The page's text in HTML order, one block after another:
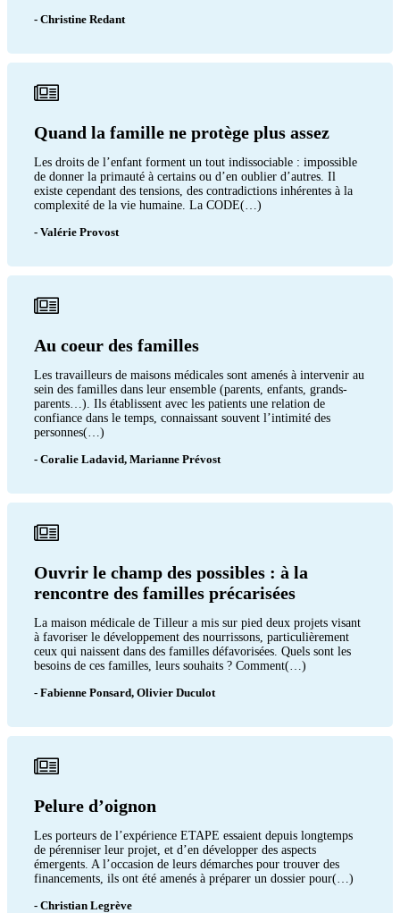
- Christine Redant
Quand la famille ne protège plus assez
Les droits de l’enfant forment un tout indissociable : impossible
de donner la primauté à certains ou d’en oublier d’autres. Il
existe cependant des tensions, des contradictions inhérentes à la
complexité de la vie humaine. La CODE(…)
- Valérie Provost
Au coeur des familles
Les travailleurs de maisons médicales sont amenés à intervenir au
sein des familles dans leur ensemble (parents, enfants, grands-
parents…). Ils établissent avec les patients une relation de
confiance dans le temps, connaissant souvent l’intimité des
personnes(…)
- Coralie Ladavid, Marianne Prévost
Ouvrir le champ des possibles : à la
rencontre des familles précarisées
La maison médicale de Tilleur a mis sur pied deux projets visant
à favoriser le développement des nourrissons, particulièrement
ceux qui naissent dans des familles défavorisées. Quels sont les
besoins de ces familles, leurs souhaits ? Comment(…)
- Fabienne Ponsard, Olivier Duculot
Pelure d’oignon
Les porteurs de l’expérience ETAPE essaient depuis longtemps
de pérenniser leur projet, et d’en développer des aspects
émergents. A l’occasion de leurs démarches pour trouver des
financements, ils ont été amenés à préparer un dossier pour(…)
- Christian Legrève